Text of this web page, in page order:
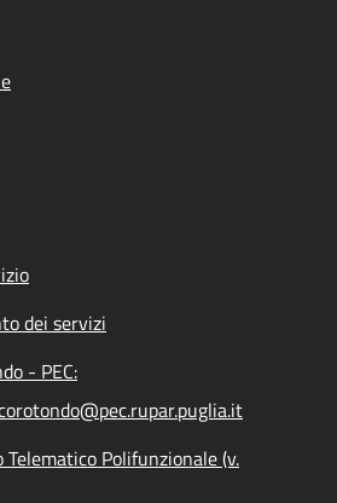
dei servizi
- PEC:
Polifunzionale (v.